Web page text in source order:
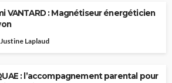
VANTARD : Magnétiseur énergéticien
Justine Laplaud
: l’accompagnement parental pour